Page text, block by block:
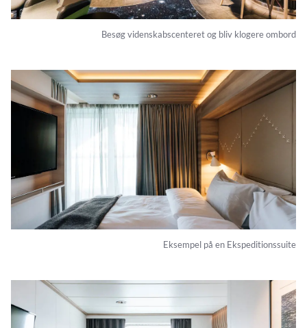
Besøg videnskabscenteret og bliv klogere ombord
Eksempel på en Ekspeditionssuite